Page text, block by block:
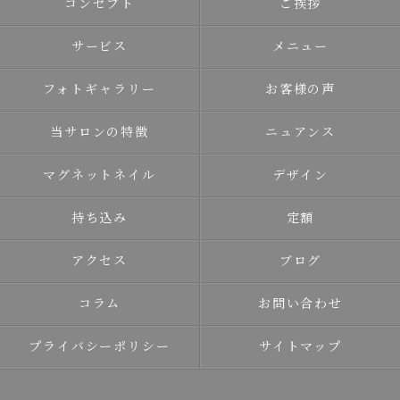
コンセプト ご挨拶
サービス メニュー
フォトギャラリー お客様の声
当サロンの特徴 ニュアンス
マグネットネイル デザイン
持ち込み 定額
アクセス ブログ
コラム お問い合わせ
プライバシーポリシー サイトマップ